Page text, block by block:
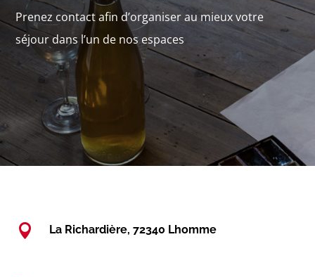
Prenez contact afin d’organiser au mieux votre
séjour dans l’un de nos espaces
 La Richardière, 72340 Lhomme